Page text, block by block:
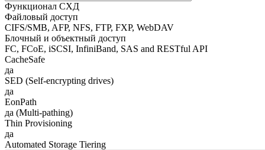
Функционал СХД
Файловый доступ
CIFS/SMB, AFP, NFS, FTP, FXP, WebDAV
Блочный и объектный доступ
FC, FCoE, iSCSI, InfiniBand, SAS and RESTful API
CacheSafe
да
SED (Self-encrypting drives)
да
EonPath
да (Multi-pathing)
Thin Provisioning
да
Automated Storage Tiering